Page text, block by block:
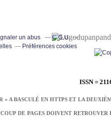
ISSN =
» A BASCULÉ EN HTTPS ET LA
DE PAGES DOIVENT
un abus
C.G.U.
Préférences cookies